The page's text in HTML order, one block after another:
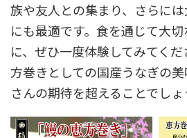
族や友人との集まり、さらに
にも最適です。食を通じて大
に、ぜひ一度体験してみてく
方巻きとしての国産うなぎの
さんの期待を超えることでしょ